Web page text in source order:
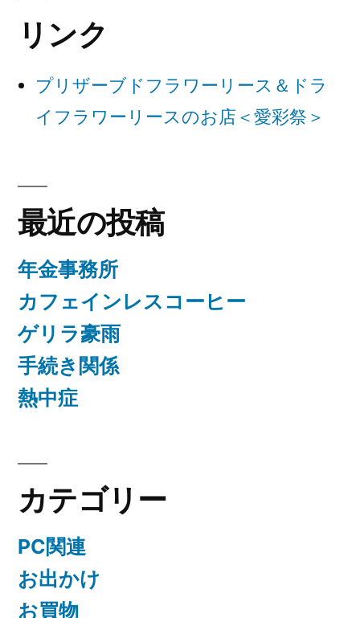
シ
ョ
ン
リンク
プリザーブドフラワーリース＆ドラ
イフラワーリースのお店＜愛彩祭＞
最近の投稿
年金事務所
カフェインレスコーヒー
ゲリラ豪雨
手続き関係
熱中症
カテゴリー
PC関連
お出かけ
お買物